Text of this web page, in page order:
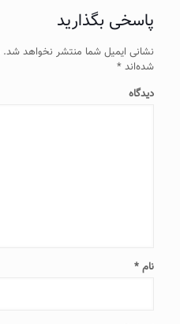
پاسخی بگذارید
نشانی ایمیل شما منتشر نخواهد شد.
شده‌اند *
دیدگاه
نام *